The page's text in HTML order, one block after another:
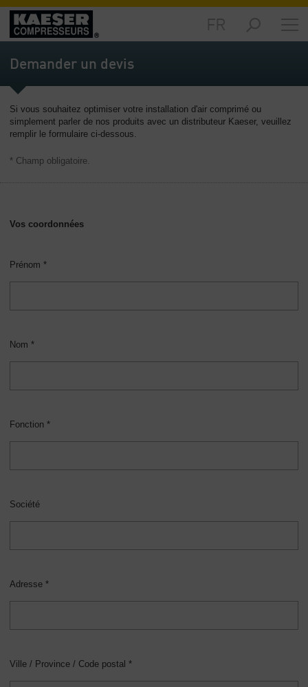
Produits
et
solutions
-
Services
Sommaire
Ressources
Sommaire
L‘entreprise
Demander un devis
Si vous souhaitez optimiser votre installation d'air comprimé ou
simplement parler de nos produits avec un distributeur Kaeser, veuillez
remplir le formulaire ci-dessous.
* Champ obligatoire.
Vos coordonnées
Prénom *
Nom *
Fonction *
Société
Adresse *
Ville / Province / Code postal *